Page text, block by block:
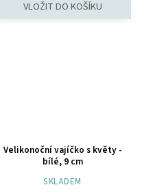
Velikonoční vajíčko s květy -
bílé, 9 cm
SKLADEM